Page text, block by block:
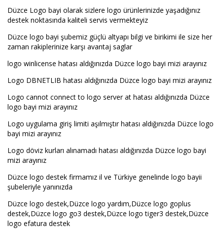
Düzce Logo bayi olarak sizlere logo ürünlerinizde yaşadığınız
destek noktasında kaliteli servis vermekteyiz
Düzce logo bayi şubemiz güçlü altyapı bilgi ve birikimi ile size her
zaman rakiplerinize karşı avantaj saglar
logo winlicense hatası aldığınızda Düzce logo bayi mizi arayınız
Logo DBNETLIB hatası aldığınızda Düzce logo bayi mizi arayınız
Logo cannot connect to logo server at hatası aldığınızda Düzce
logo bayi mizi arayınız
Logo uygulama giriş limiti aşılmıştır hatası aldığınızda Düzce logo
bayi mizi arayınız
Logo döviz kurları alınamadı hatası aldığınızda Düzce logo bayi
mizi arayınız
Düzce logo destek firmamız il ve Türkiye genelinde logo bayii
şubeleriyle yanınızda
Düzce logo destek,Düzce logo yardım,Düzce logo goplus
destek,Düzce logo go3 destek,Düzce logo tiger3 destek,Düzce
logo efatura destek